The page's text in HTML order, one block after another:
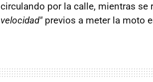
circulando por la calle, mientras se
velocidad"previos a meter la moto